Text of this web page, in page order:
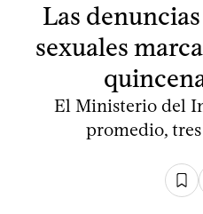
Las
sexuales
El Ministerio del
promedio,